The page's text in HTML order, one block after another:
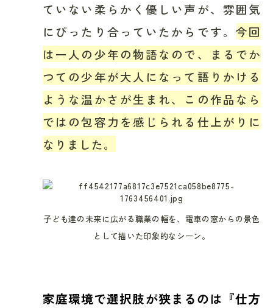
ていない柔らかく優しい声が、雰囲気
にぴったり合っていたからです。 今回
は一人の少年の物語なので、まるでか
つての少年が大人になって語りかける
ような温かさが生まれ、この作品なら
ではの包容力を感じられる仕上がりに
なりました。
子ども達の未来に広がる職業の幅を、電車の窓からの景色
として描いた印象的なシーン。
家庭環境で選択肢が狭まるのは『仕方